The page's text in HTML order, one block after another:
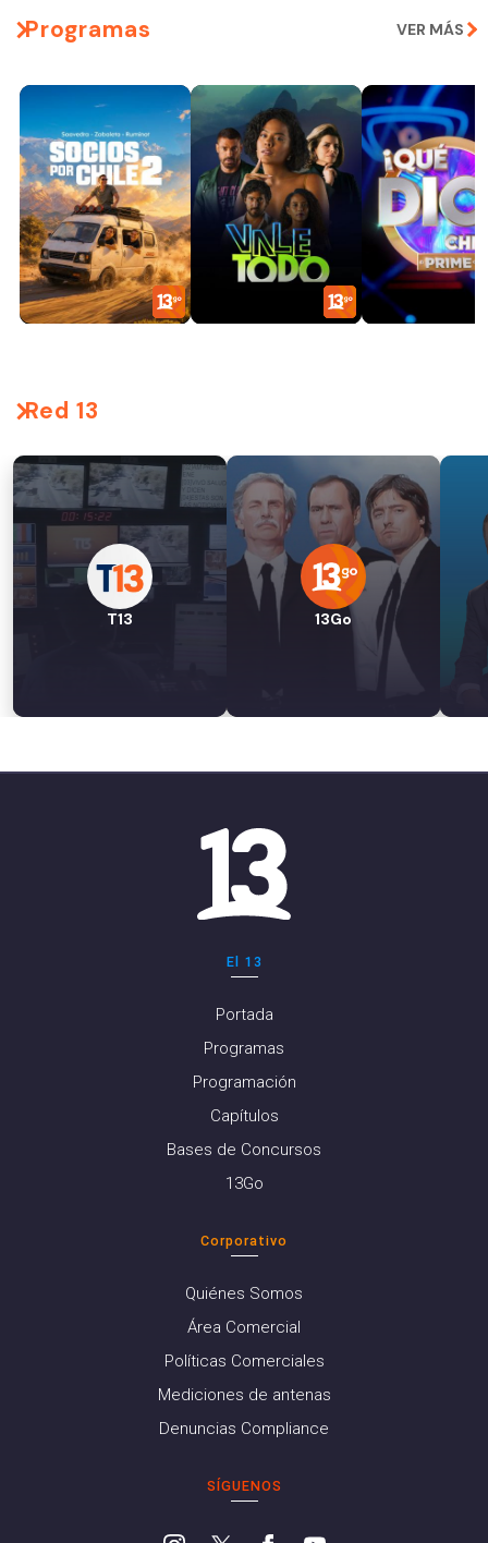
Programas VER MÁS
Red 13
T13 13Go
El 13
Portada
Programas
Programación
Capítulos
Bases de Concursos
13Go
Corporativo
Quiénes Somos
Área Comercial
Políticas Comerciales
Mediciones de antenas
Denuncias Compliance
SÍGUENOS